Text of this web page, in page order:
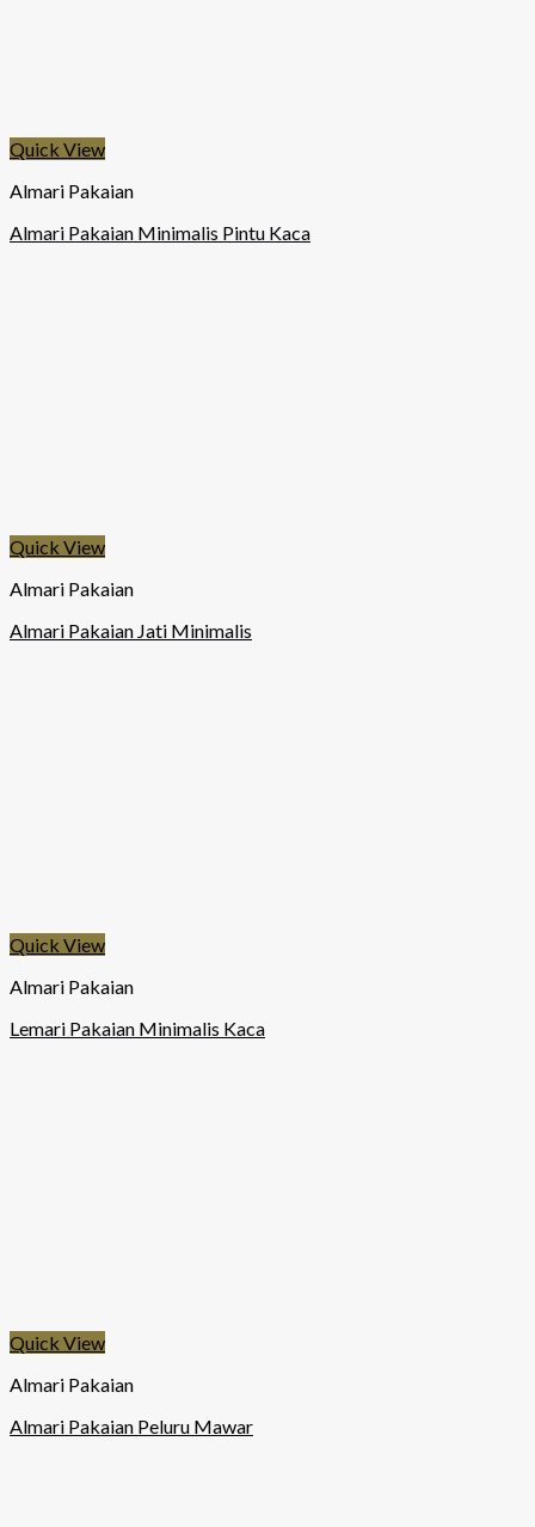
Quick View
Almari Pakaian
Almari Pakaian Minimalis Pintu Kaca
Quick View
Almari Pakaian
Almari Pakaian Jati Minimalis
Quick View
Almari Pakaian
Lemari Pakaian Minimalis Kaca
Quick View
Almari Pakaian
Almari Pakaian Peluru Mawar